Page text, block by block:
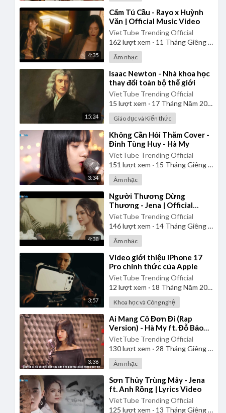
4:35
⁣Cẩm Tú Cầu - Rayo x Huỳnh
Văn | Official Music Video
VietTube Trending Official
162 lượt xem · 11 Tháng Giêng 2025
Âm nhạc
15:24
⁣Isaac Newton - Nhà khoa học
thay đổi toàn bộ thế giới
VietTube Trending Official
15 lượt xem · 17 Tháng Năm 2026
Giáo dục và Kiến thức
3:34
⁣Không Cần Hỏi Thăm Cover -
Đinh Tùng Huy - Hà My
VietTube Trending Official
151 lượt xem · 15 Tháng Giêng 2025
Âm nhạc
4:38
⁣Người Thương Dừng
Thương - Jena | Official
Music Video
VietTube Trending Official
146lượt xem · 14 Tháng Giêng 2025
Âm nhạc
3:57
⁣Video giới thiệu iPhone 17
Pro chính thức của Apple
VietTube Trending Official
12 lượt xem · 18 Tháng Năm 2026
Khoa học và Công nghệ
3:36
⁣Ai Mang Cô Đơn Đi (Rap
Version) - Hà My ft. Đỗ Bảo
Lâm
VietTube Trending Official
130lượt xem · 28 Tháng Giêng 2025
Âm nhạc
⁣Sơn Thủy Trùng Mây - Jena
ft. Anh Rồng | Lyrics Video
VietTube Trending Official
125 lượt xem · 13 Tháng Giêng 2025